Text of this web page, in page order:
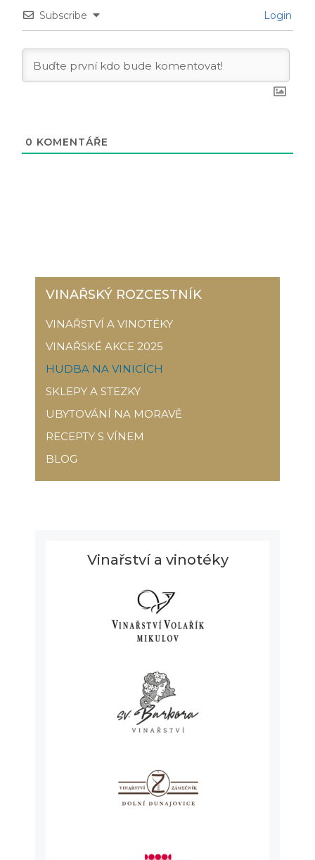
Subscribe Login
0 KOMENTÁŘE
VINAŘSKÝ ROZCESTNÍK
VINAŘSTVÍ A VINOTÉKY
VINAŘSKÉ AKCE 2025
HUDBA NA VINICÍCH
SKLEPY A STEZKY
UBYTOVÁNÍ NA MORAVĚ
RECEPTY S VÍNEM
BLOG
Vinařství a vinotéky